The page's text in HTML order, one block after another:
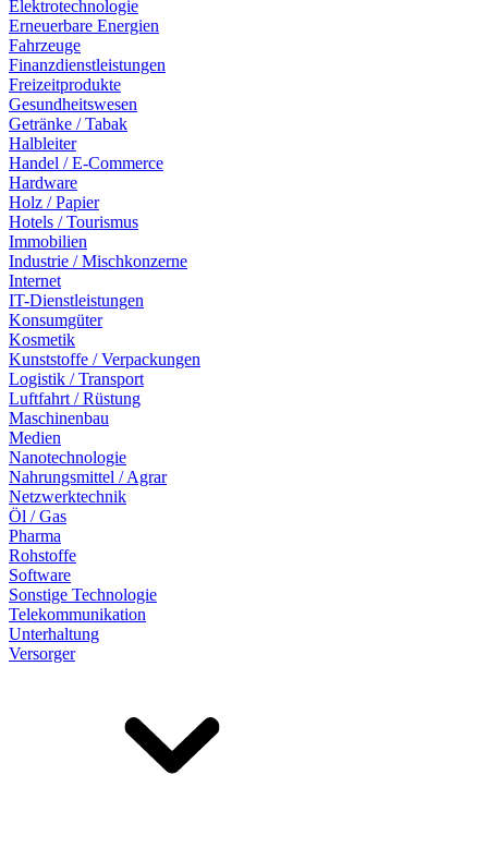
Elektrotechnologie
Erneuerbare Energien
Fahrzeuge
Finanzdienstleistungen
Freizeitprodukte
Gesundheitswesen
Getränke / Tabak
Halbleiter
Handel / E-Commerce
Hardware
Holz / Papier
Hotels / Tourismus
Immobilien
Industrie / Mischkonzerne
Internet
IT-Dienstleistungen
Konsumgüter
Kosmetik
Kunststoffe / Verpackungen
Logistik / Transport
Luftfahrt / Rüstung
Maschinenbau
Medien
Nanotechnologie
Nahrungsmittel / Agrar
Netzwerktechnik
Öl / Gas
Pharma
Rohstoffe
Software
Sonstige Technologie
Telekommunikation
Unterhaltung
Versorger